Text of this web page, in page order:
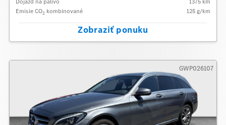
Emisie CO2 kombinované 125 g/km
Zobraziť ponuku
GWP026107